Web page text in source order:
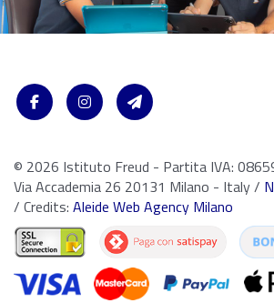
© 2026 Istituto Freud - Partita IVA:
Via Accademia 26 20131 Milano - Italy /
/ Credits: Aleide Web Agency Milano